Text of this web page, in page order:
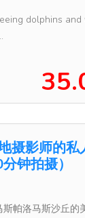
dolphins
摄影师的私
钟拍摄）
帕洛马斯沙丘的